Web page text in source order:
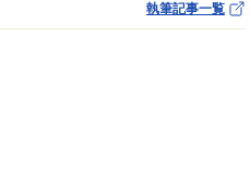
執筆記事一覧